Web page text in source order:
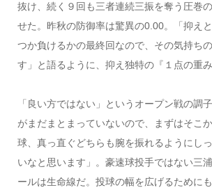
抜け、続く９回も三者連続三振を奪う圧巻
せた。昨秋の防御率は驚異の0.00。「抑え
つか負けるかの最終回なので、その気持ち
す」と語るように、抑え独特の『１点の重
「良い方ではない」というオープン戦の調
がまだまとまっていないので、まずはそこ
球、真っ直ぐどちらも腕を振れるようにし
いなと思います」。豪速球投手ではない三
ールは生命線だ。投球の幅を広げるために